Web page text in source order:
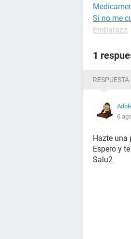
Si no me
Embarazo
1
RESPUESTA
6
Hazte una
Espero y
Salu2